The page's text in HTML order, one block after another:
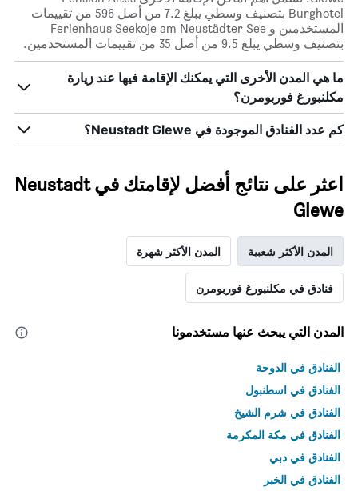
Burghotel بتصنيف وسطي يبلغ 7.2 من أصل 596 من تقييمات
المستخدمين و Ferienhaus Seekoje am Neustädter See
بتصنيف وسطي يبلغ 9.5 من أصل 35 من تقييمات المستخدمين.
ما هي المدن الأخرى التي يمكنك الإقامة فيها عند زيارة
مكلنبورغ فوربومرن؟
كم عدد الفنادق الموجودة في Neustadt Glewe؟
اعثر على نتائج أفضل لإقامتك في Neustadt
Glewe
المدن الأكثر شعبية المدن الأكثر شهرة
فنادق في مكلنبورغ فوربومرن
المدن التي يبحث عنها مستخدمونا
الفنادق في الدوحة
الفنادق في اسطنبول
الفنادق في شرم الشيخ
الفنادق في مكة المكرمة
الفنادق في دبي
الفنادق في الخبر